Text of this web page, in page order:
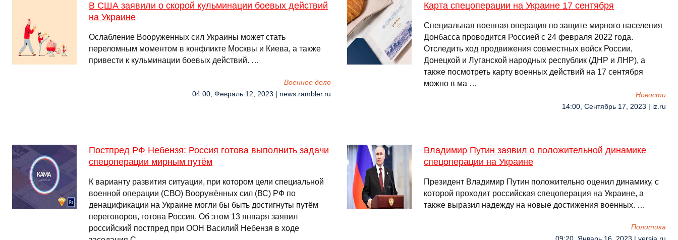
В США заявили о скорой кульминации боевых действий
на Украине
Ослабление Вооруженных сил Украины может стать
переломным моментом в конфликте Москвы и Киева, а также
привести к кульминации боевых действий. …
Военное дело
04:00, Февраль 12, 2023 | news.rambler.ru
Карта спецоперации на Украине 17 сентября
Специальная военная операция по защите мирного населения
Донбасса проводится Россией с 24 февраля 2022 года.
Отследить ход продвижения совместных войск России,
Донецкой и Луганской народных республик (ДНР и ЛНР), а
также посмотреть карту военных действий на 17 сентября
можно в ма …
Новости
14:00, Сентябрь 17, 2023 | iz.ru
Постпред РФ Небензя: Россия готова выполнить задачи
спецоперации мирным путём
К варианту развития ситуации, при котором цели специальной
военной операции (СВО) Вооружённых сил (ВС) РФ по
денацификации на Украине могли бы быть достигнуты путём
переговоров, готова Россия. Об этом 13 января заявил
российский постпред при ООН Василий Небензя в ходе
Владимир Путин заявил о положительной динамике
спецоперации на Украине
Президент Владимир Путин положительно оценил динамику, с
которой проходит российская спецоперация на Украине, а
также выразил надежду на новые достижения военных. …
Политика